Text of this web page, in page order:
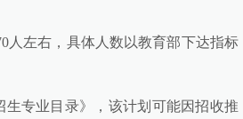
人左右，具体人数以教育部下达指标
专业目录》，该计划可能因招收推